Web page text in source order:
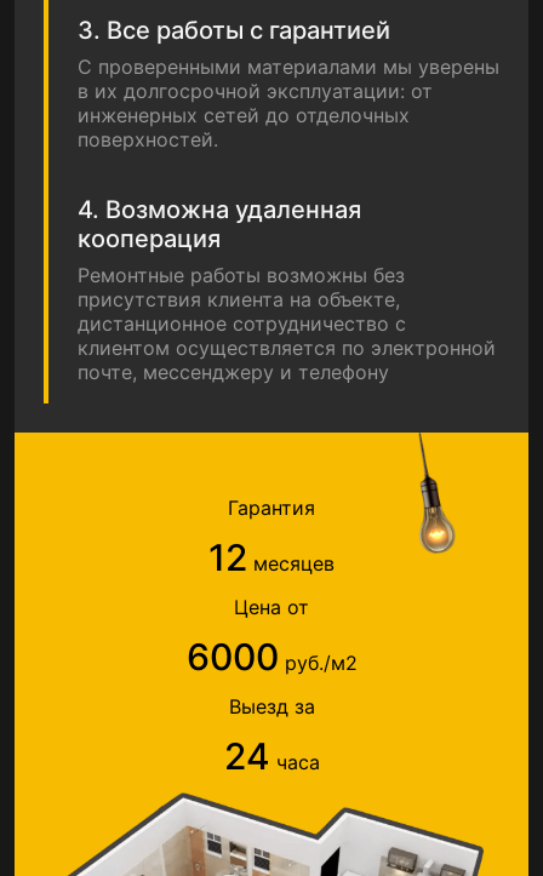
3. Все работы с гарантией
С проверенными материалами мы уверены
в их долгосрочной эксплуатации: от
инженерных сетей до отделочных
поверхностей.
4. Возможна удаленная
кооперация
Ремонтные работы возможны без
присутствия клиента на объекте,
дистанционное сотрудничество с
клиентом осуществляется по электронной
почте, мессенджеру и телефону
Гарантия
12 месяцев
Цена от
6000 руб./м2
Выезд за
24 часа